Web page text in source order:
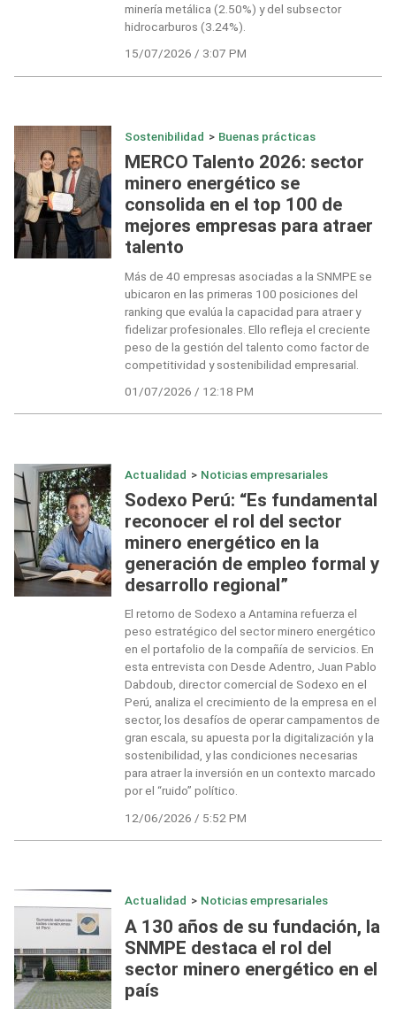
minería metálica (2.50%) y del subsector
hidrocarburos (3.24%).
15/07/2026 / 3:07 PM
Sostenibilidad > Buenas prácticas
MERCO Talento 2026: sector
minero energético se
consolida en el top 100 de
mejores empresas para atraer
talento
Más de 40 empresas asociadas a la SNMPE se
ubicaron en las primeras 100 posiciones del
ranking que evalúa la capacidad para atraer y
fidelizar profesionales. Ello refleja el creciente
peso de la gestión del talento como factor de
competitividad y sostenibilidad empresarial.
01/07/2026 / 12:18 PM
Actualidad > Noticias empresariales
Sodexo Perú: “Es fundamental
reconocer el rol del sector
minero energético en la
generación de empleo formal y
desarrollo regional”
El retorno de Sodexo a Antamina refuerza el
peso estratégico del sector minero energético
en el portafolio de la compañía de servicios. En
esta entrevista con Desde Adentro, Juan Pablo
Dabdoub, director comercial de Sodexo en el
Perú, analiza el crecimiento de la empresa en el
sector, los desafíos de operar campamentos de
gran escala, su apuesta por la digitalización y la
sostenibilidad, y las condiciones necesarias
para atraer la inversión en un contexto marcado
por el “ruido” político.
12/06/2026 / 5:52 PM
Actualidad > Noticias empresariales
A 130 años de su fundación, la
SNMPE destaca el rol del
sector minero energético en el
país